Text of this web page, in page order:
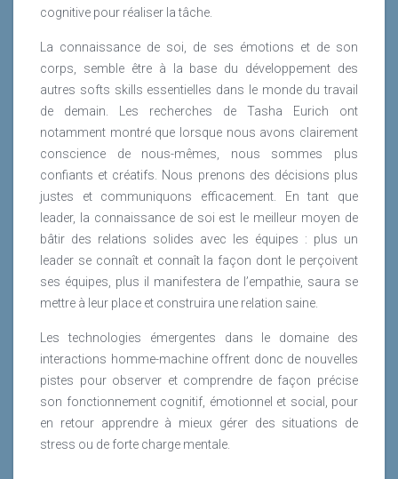
cognitive pour réaliser la tâche.
La connaissance de soi, de ses émotions et de son
corps, semble être à la base du développement des
autres softs skills essentielles dans le monde du travail
de demain. Les recherches de Tasha Eurich ont
notamment montré que lorsque nous avons clairement
conscience de nous-mêmes, nous sommes plus
confiants et créatifs. Nous prenons des décisions plus
justes et communiquons efficacement. En tant que
leader, la connaissance de soi est le meilleur moyen de
bâtir des relations solides avec les équipes : plus un
leader se connaît et connaît la façon dont le perçoivent
ses équipes, plus il manifestera de l’empathie, saura se
mettre à leur place et construira une relation saine.
Les technologies émergentes dans le domaine des
interactions homme-machine offrent donc de nouvelles
pistes pour observer et comprendre de façon précise
son fonctionnement cognitif, émotionnel et social, pour
en retour apprendre à mieux gérer des situations de
stress ou de forte charge mentale.